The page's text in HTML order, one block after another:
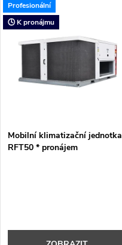
t
ů
t
ů
Profesionální
🕓 K pronájmu
Mobilní klimatizační jednotka
RFT50 * pronájem